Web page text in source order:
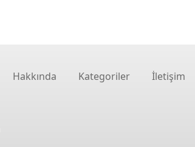
Hakkında Kategoriler İletişim